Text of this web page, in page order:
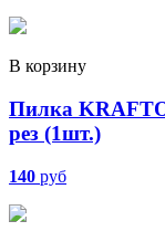
В корзину
Пилка
рез (1шт.)
140 руб